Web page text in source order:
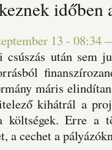
időben
13 - 08:34
csúszás után sem
máris
kihátrál a
költségek. Erre a
a cechet a